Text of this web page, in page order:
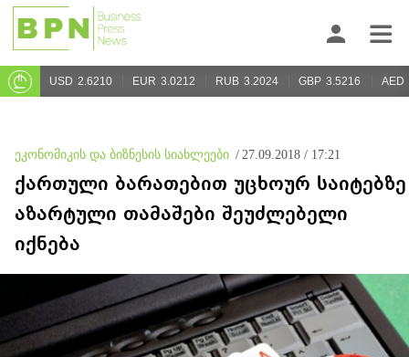
USD 2.6210 EUR 3.0212 RUB 3.2024 GBP 3.5216 AED
ეკონომიკის და ბიზნესის სიახლეები / 27.09.2018 / 17:21
ქართული ბარათებით უცხოურ საიტებზე
აზარტული თამაშები შეუძლებელი
იქნება